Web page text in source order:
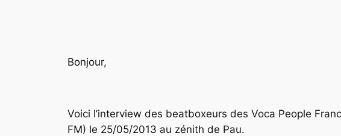
Bonjour,
Voici l’interview des beatboxeurs des Voca People
FM) le 25/05/2013 au zénith de Pau.